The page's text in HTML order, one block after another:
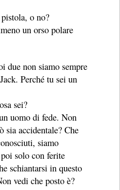
o no?
un orso polare
due non siamo sempre
Perché tu sei un
sei?
uomo di fede. Non
sia accidentale? Che
siamo
solo con ferite
schiantarsi in questo
vedi che posto è?